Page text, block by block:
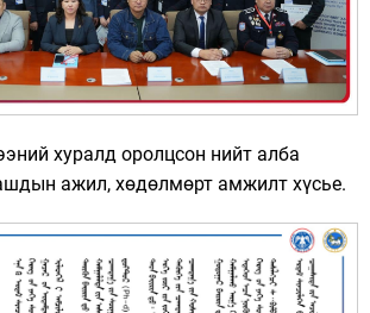
хуралд оролцсон нийт алба
ажил, хөдөлмөрт амжилт хүсье.